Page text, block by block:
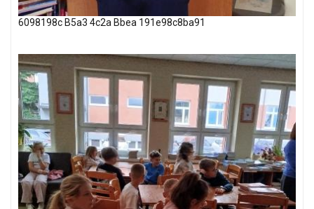
6098198c B5a3 4c2a Bbea 191e98c8ba91